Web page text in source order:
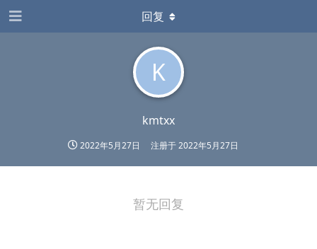
K
kmtxx
2022年5月27日 注册于2022年5月27日
回复
暂无回复